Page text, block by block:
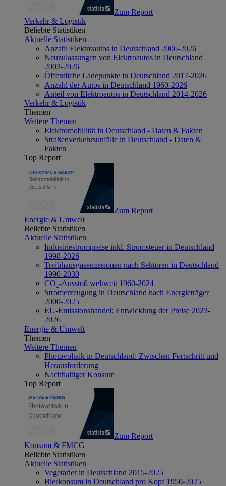
Zum Report
Verkehr & Logistik
Beliebte Statistiken
Aktuelle Statistiken
Anzahl Elektroautos in Deutschland 2006-2026
Neuzulassungen von Elektroautos in Deutschland
2003-2026
Öffentliche Ladepunkte in Deutschland 2017-2026
Anzahl der Autos in Deutschland 1960-2026
Anteil von Elektroautos in Deutschland 2014-2026
Verkehr & Logistik
Themen
Weitere Themen
Elektromobilität in Deutschland - Daten & Fakten
Straßenverkehrsunfälle in Deutschland - Daten &
Fakten
Top Report
Zum Report
Energie & Umwelt
Beliebte Statistiken
Aktuelle Statistiken
Industriestrompreise inkl. Stromsteuer in Deutschland
1998-2026
Treibhausgasemissionen nach Sektoren in Deutschland
1990-2030
CO₂-Ausstoß weltweit 1960-2024
Stromerzeugung in Deutschland nach Energieträger
2000-2025
EU-Emissionshandel: Entwicklung der Preise 2023-
2026
Energie & Umwelt
Themen
Weitere Themen
Photovoltaik in Deutschland: Zwischen Fortschritt und
Herausforderung
Nachhaltiger Konsum
Top Report
Zum Report
Konsum & FMCG
Beliebte Statistiken
Aktuelle Statistiken
Vegetarier in Deutschland 2015-2025
Bierkonsum in Deutschland pro Kopf 1950-2025